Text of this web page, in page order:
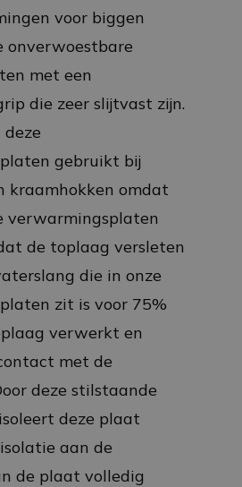
voor biggen
onverwoestbare
met een
die zeer slijtvast zijn.
gebruikt bij
kraamhokken omdat
verwarmingsplaten
de toplaag versleten
die in onze
zit is voor 75%
verwerkt en
met de
deze stilstaande
deze plaat
aan de
de plaat volledig